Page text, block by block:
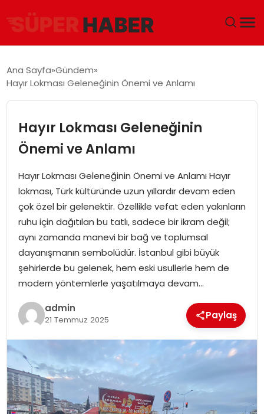
GÜNDEM
DÜNYA
EĞITIM
EKONOMI
MAGAZIN
SAĞLIK
SIYASET
SPOR
YAŞAM
Ana Sayfa Gündem
Hayır Lokması Geleneğinin Önemi ve Anlamı
Hayır Lokması Geleneğinin
Önemi ve Anlamı
Hayır Lokması Geleneğinin Önemi ve Anlamı Hayır
lokması, Türk kültüründe uzun yıllardır devam eden
çok özel bir gelenektir. Özellikle vefat eden yakınların
ruhu için dağıtılan bu tatlı, sadece bir ikram değil;
aynı zamanda manevi bir bağ ve toplumsal
dayanışmanın sembolüdür. İstanbul gibi büyük
şehirlerde bu gelenek, hem eski usullerle hem de
modern yöntemlerle yaşatılmaya devam…
admin
21 Temmuz 2025 Paylaş